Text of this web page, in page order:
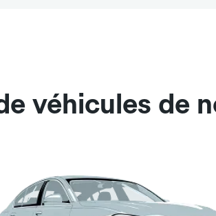
véhicules de